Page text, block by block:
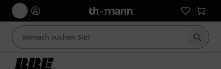
Suche